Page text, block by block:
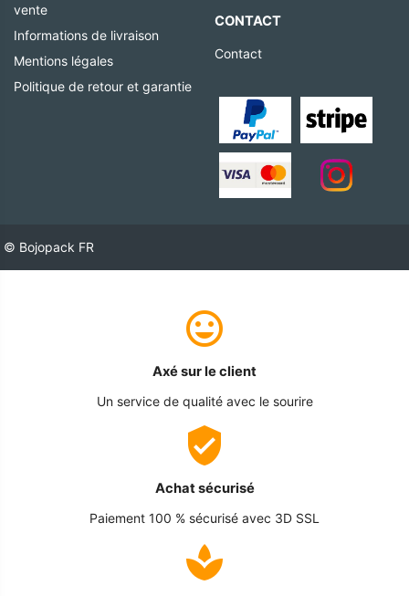
vente
Informations de livraison
Mentions légales
Politique de retour et garantie
CONTACT
Contact
© Bojopack FR
Axé sur le client
Un service de qualité avec le sourire
Achat sécurisé
Paiement 100 % sécurisé avec 3D SSL